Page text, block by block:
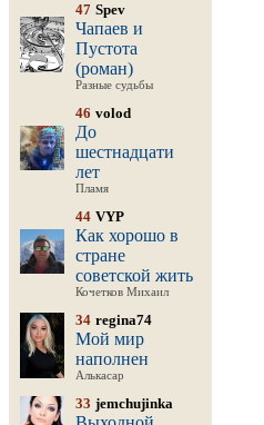
47 Spev
Чапаев и
Пустота
(роман)
Разные судьбы
46 volod
До
шестнадцати
лет
Пламя
44 VYP
Как хорошо в
стране
советской жить
Кочетков Михаил
34 regina74
Мой мир
наполнен
Алькасар
33 jemchujinka